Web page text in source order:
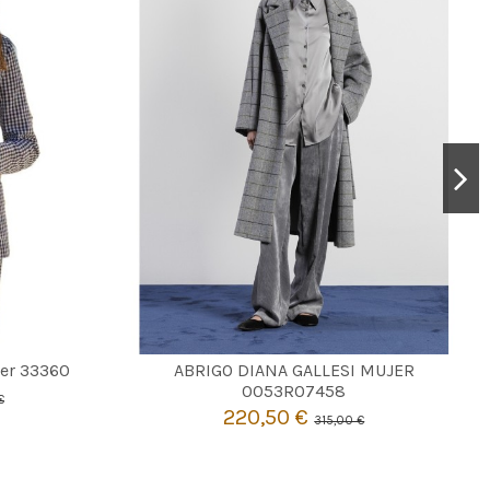
33360
ABRIGO DIANA GALLESI MUJER
0053R07458
220,50 €315,00 €
GRIS
44 46
 Añadir al carrito